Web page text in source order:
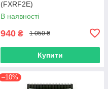
(FXRF2E)
В наявності
940 ₴ 1 050 ₴
Купити
–10%